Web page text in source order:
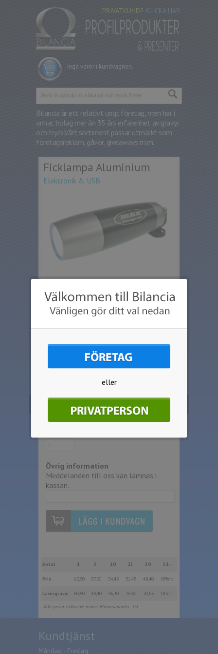
Inga varor i kundvagnen.
PRIVATKUND? KLICKA HÄR
Bilancia är ett relativt ungt företag, men har i
annat bolag mer än 35 års erfarenhet av gravyr
och tryck.Vårt sortiment passar utmärkt som
företagsreklam, gåvor, giveaways m.m.
Ficklampa Aluminium
Elektronik & USB
starkt ljus. Längd 100mm.
Välj artikel:
Övrig information
Meddelanden till oss kan lämnas i
kassan.
Antal 1 5 10 25 50 51-
Pris 62,90 57,50 54,45 51,45 48,40 Offert
Lasergravyr 60,50 48,40 36,30 26,60 20,55 Offert
Alla priser exklusive moms. Minimumorder: 1st
Kundtjänst
Måndag - Fredag
eller